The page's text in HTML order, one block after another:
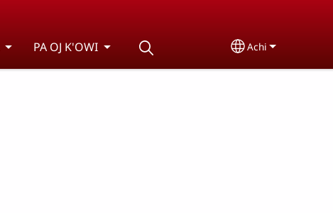
PA OJ K'OWI Select your
Achi